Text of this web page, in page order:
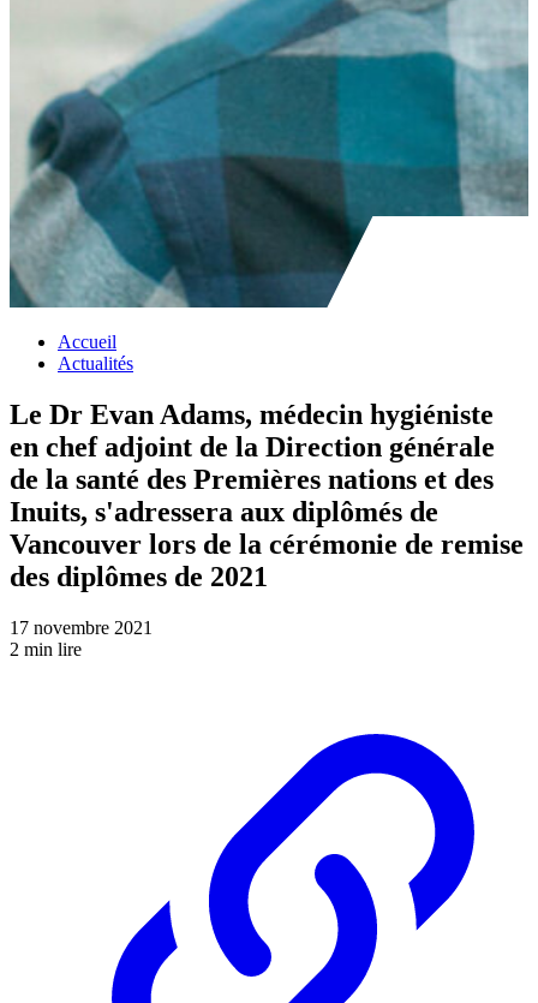
Accueil
Actualités
Le Dr Evan Adams, médecin hygiéniste
en chef adjoint de la Direction générale
de la santé des Premières nations et des
Inuits, s'adressera aux diplômés de
Vancouver lors de la cérémonie de remise
des diplômes de 2021
17 novembre 2021
2 min lire